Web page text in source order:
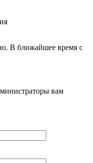
В ближайшее время с
вам